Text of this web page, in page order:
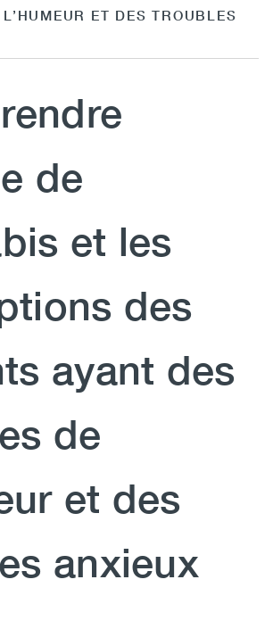
ET DES TROUBLES
de
et les
des
ayant des
de
et des
anxieux